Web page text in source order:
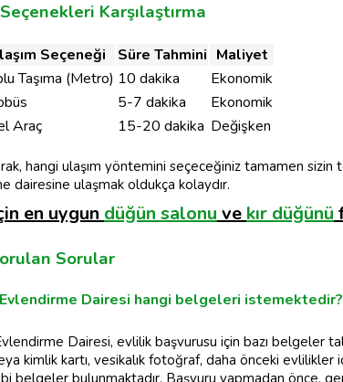
Karşılaştırma
Seçeneği Süre Tahmini Maliyet
Taşıma (Metro) 10 dakika
Ekonomik
5-7 dakika
Ekonomik
Araç
15-20 dakika Değişken
hangi ulaşım yöntemini seçeceğiniz tamamen sizin
dairesine ulaşmak oldukça kolaydır.
en uygun düğün salonu ve kır düğünü
Sorular
Evlendirme Dairesi hangi belgeleri istemektedir?
Dairesi, evlilik başvurusu için bazı belgeler
kimlik kartı, vesikalık fotoğraf, daha önceki